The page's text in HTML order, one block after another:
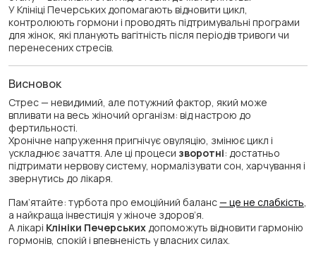
У Клініці Печерських допомагають відновити цикл,
контролюють гормони і проводять підтримувальні програми
для жінок, які планують вагітність після періодів тривоги чи
перенесених стресів.
Висновок
Стрес — невидимий, але потужний фактор, який може
впливати на весь жіночий організм: від настрою до
фертильності.
Хронічне напруження пригнічує овуляцію, змінює цикл і
ускладнює зачаття. Але ці процеси зворотні: достатньо
підтримати нервову систему, нормалізувати сон, харчування і
звернутись до лікаря.
Пам’ятайте: турбота про емоційний баланс— це не слабкість
а найкраща інвестиція у жіноче здоров’я.
А лікарі Клініки Печерських допоможуть відновити гармонію
гормонів, спокій і впевненість у власних силах.